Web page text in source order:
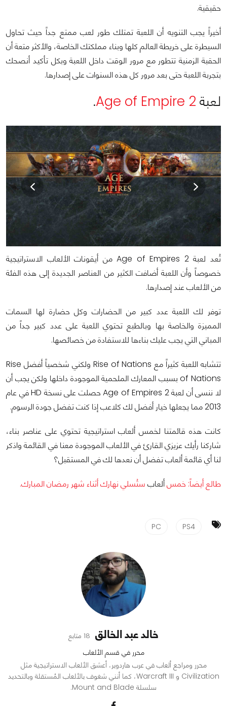
حقيقية.
أخيراً يجب التنويه أن اللعبة تمتلك طور لعب ممتع جداً حيث تحاول
السيطرة على خريطة العالم كلها وبناء مملكتك الخاصة، والأكثر متعة أن
الحقبة الزمنية تتطور مع مرور الوقت داخل اللعبة وبكل تأكيد أنصحك
بتجربة اللعبة حتى بعد مرور كل هذه السنوات على إصدارها.
لعبة Age of Empire 2
.
تُعد لعبة Age of Empires 2 من أيقونات الألعاب الاستراتيجية
خصوصاً وأن اللعبة أضافت الكثير من العناصر الجديدة إلى هذه الفئة
من الألعاب عند إصدارها.
توفر لك اللعبة عدد كبير من الحضارات وكل حضارة لها السمات
المميزة والخاصة بها وبالطبع تحتوي اللعبة على عدد كبير جداً من
المباني التي يجب عليك بناءها للاستفادة من خصائصها.
تتشابه اللعبة كثيراً مع Rise of Nations ولكني شخصياً أفضل Rise
of Nations بسبب المعارك الملحمية الموجودة داخلها ولكن يجب أن
لا ننسى أن لعبة Age of Empires 2 حصلت على نسخة HD في عام
2013 مما يجعلها خيار أفضل لك كلاعب إذا كنت تفضل جودة الرسوم.
كانت هذه قائمتنا لخمس ألعاب استراتيجية تحتوي على عناصر بناء،
شاركنا رأيك عزيزي القارئ في الألعاب الموجودة معنا في القائمة واذكر
لنا أي قائمة ألعاب تفضل أن نعدها لك في المستقبل؟
طالع أيضاً: خمسألعاب ستُسلي نهارك أثناء شهر رمضان المبارك.
PS4
PC
خالد عبد الخالق 18 متابع
محرر في قسم الألعاب
محرر ومراجع ألعاب في عرب هاردوير، أعشق الألعاب الاستراتيجية مثل
Civilization و Warcraft III، كما أنني شغوف بالألعاب المُستقلة وبالتحديد
سلسلة Mount and Blade.